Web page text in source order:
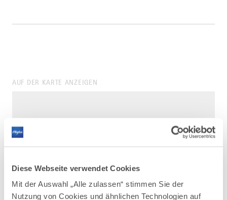
Diese Webseite verwendet Cookies
Mit der Auswahl „Alle zulassen“ stimmen Sie der
Nutzung von Cookies und ähnlichen Technologien auf
AUF DER KARTE ANZEIGEN